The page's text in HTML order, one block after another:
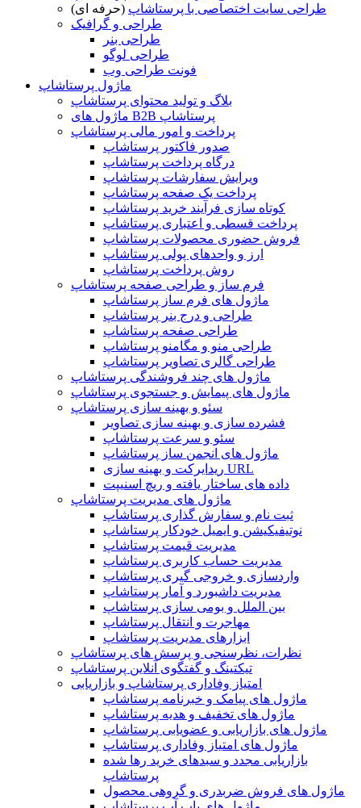
طراحی سایت اختصاصی با پرستاشاپ (حرفه ای)
طراحی و گرافیک
طراحی بنر
طراحی لوگو
فونت طراحی وب
ماژول پرستاشاپ
بلاگ و تولید محتوای پرستاشاپ
ماژول های B2B پرستاشاپ
پرداخت و امور مالی پرستاشاپ
صدور فاکتور پرستاشاپ
درگاه پرداخت پرستاشاپ
ویرایش سفارشات پرستاشاپ
پرداخت یک صفحه پرستاشاپ
کوتاه سازی فرآیند خرید پرستاشاپ
پرداخت قسطی و اعتباری پرستاشاپ
فروش حضوری محصولات پرستاشاپ
ارز و واحدهای پولی پرستاشاپ
روش پرداخت پرستاشاپ
فرم ساز و طراحی صفحه پرستاشاپ
ماژول های فرم ساز پرستاشاپ
طراحی و درج بنر پرستاشاپ
طراحی صفحه پرستاشاپ
طراحی منو و مگامنو پرستاشاپ
طراحی گالری تصاویر پرستاشاپ
ماژول های چند فروشندگی پرستاشاپ
ماژول های پیمایش و جستجوی پرستاشاپ
سئو و بهینه سازی پرستاشاپ
فشرده سازی و بهینه سازی تصاویر
سئو و سرعت پرستاشاپ
ماژول های انجمن ساز پرستاشاپ
ریدایرکت و بهینه سازی URL
داده های ساختار یافته و ریچ اسنیپت
ماژول های مدیریت پرستاشاپ
ثبت نام و سفارش گذاری پرستاشاپ
نوتیفیکیشن و ایمیل خودکار پرستاشاپ
مدیریت قیمت پرستاشاپ
مدیریت حساب کاربری پرستاشاپ
واردسازی و خروجی گیری پرستاشاپ
مدیریت داشبورد و آمار پرستاشاپ
بین الملل و بومی سازی پرستاشاپ
مهاجرت و انتقال پرستاشاپ
ابزارهای مدیریت پرستاشاپ
نظرات، نظرسنجی و پرسش های پرستاشاپ
تیکتینگ و گفتگوی آنلاین پرستاشاپ
امتیاز وفاداری پرستاشاپ و بازاریابی
ماژول های پیامک و خبرنامه پرستاشاپ
ماژول های تخفیف و هدیه پرستاشاپ
ماژول های بازاریابی و عضویابی پرستاشاپ
ماژول های امتیاز وفاداری پرستاشاپ
بازاریابی مجدد و سبدهای خرید رها شده
پرستاشاپ
ماژول های فروش ضربدری و گروهی محصول